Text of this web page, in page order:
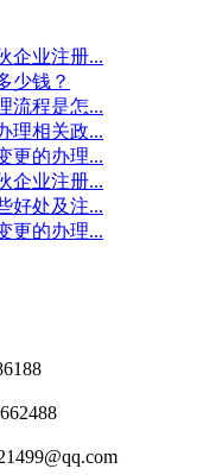
企业注册...
少钱？
流程是怎...
理相关政...
更的办理...
企业注册...
好处及注...
更的办理...